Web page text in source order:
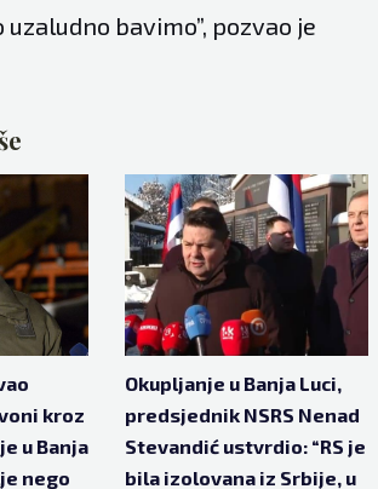
bavimo”, pozvao je
kroz
u Banja
nego
Okupljanje u Banja Luci,
predsjednik NSRS Nenad
Stevandić ustvrdio: “RS je
bila izolovana iz Srbije, u